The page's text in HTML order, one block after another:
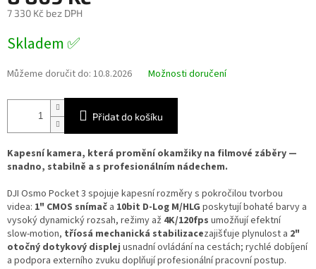
7 330 Kč bez DPH
cena:
Skladem ✅
Můžeme doručit do: 10.8.2026 Možnosti doručení
Přidat do košíku
Kapesní kamera, která promění okamžiky na filmové záběry —
snadno, stabilně a s profesionálním nádechem.
DJI Osmo Pocket 3 spojuje kapesní rozměry s pokročilou tvorbou
videa: 1" CMOS snímač a 10bit D‑Log M/HLG poskytují bohaté barvy a
vysoký dynamický rozsah, režimy až 4K/120fps umožňují efektní
slow‑motion, tříosá mechanická stabilizacezajišťuje plynulost a 2"
otočný dotykový displej usnadní ovládání na cestách; rychlé dobíjení
a podpora externího zvuku doplňují profesionální pracovní postup.